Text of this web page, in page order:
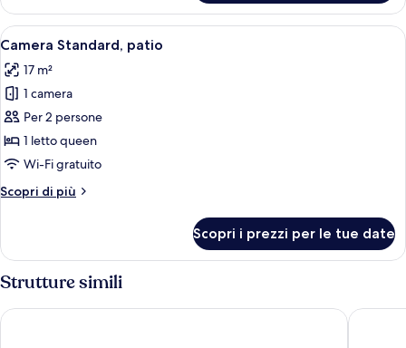
Grand
Apri
tutte
le
foto
per
Camera
Standard,
Una camera d'albergo con un letto
6
Camera Standard, patio
17 m²
1 camera
Per 2 persone
1 letto queen
Wi-Fi gratuito
Scopri di più
Altri
Standard,
patio
Scopri i prezzi per le tue date
Strutture simili
Esperas Santorini Oia